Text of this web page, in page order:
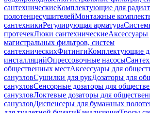
сантехническиеКомплектующие для
полотенцесушителейМонтажные
сантехникиРегулирующая арматура
протечекЛюки сантехническиеАксессуары
магистральных фильтров, систем
сантехническихФитингиКомплектующие
инсталляцийОпрессовочные насосы
общественных местАксессуары для
санузловСушилки для рукДозаторы для
санузловСенсорные дозаторы для
санузловЛоктевые дозаторы для
санузловДиспенсеры для бумажных